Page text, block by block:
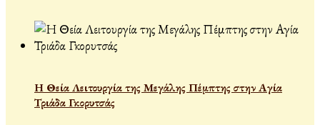
Η Θεία Λειτουργία της Μεγάλης Πέμπτης στην Αγία
Τριάδα Γκορυτσάς